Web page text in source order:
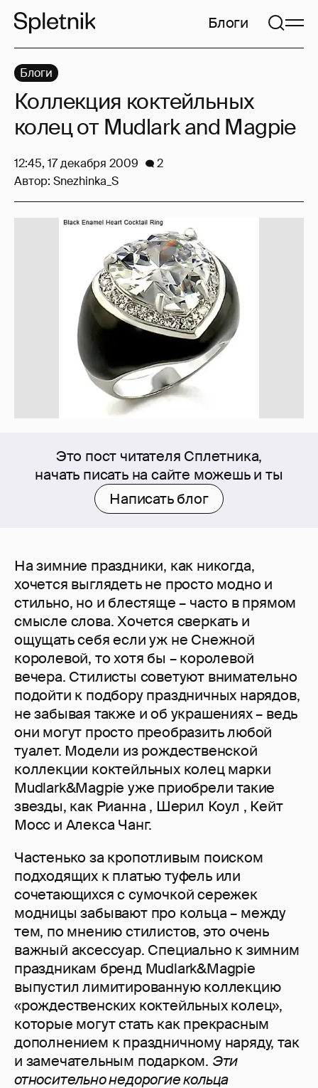
Блоги
Это пост читателя Сплетника,
начать писать на сайте можешь и ты
Написать блог
На зимние праздники, как никогда,
хочется выглядеть не просто модно и
стильно, но и блестяще – часто в прямом
смысле слова. Хочется сверкать и
ощущать себя если уж не Снежной
королевой, то хотя бы – королевой
вечера. Стилисты советуют внимательно
подойти к подбору праздничных нарядов,
не забывая также и об украшениях – ведь
они могут просто преобразить любой
туалет. Модели из рождественской
коллекции коктейльных колец марки
Mudlark&Magpie уже приобрели такие
звезды, как Рианна , Шерил Коул , Кейт
Мосс и Алекса Чанг.
Частенько за кропотливым поиском
подходящих к платью туфель или
сочетающихся с сумочкой сережек
модницы забывают про кольца – между
тем, по мнению стилистов, это очень
важный аксессуар. Специально к зимним
праздникам бренд Mudlark&Magpie
выпустил лимитированную коллекцию
«рождественских коктейльных колец»,
которые могут стать как прекрасным
дополнением к праздничному наряду, так
и замечательным подарком. Эти
относительно недорогие кольца
Блоги
Коллекция коктейльных
колец от Mudlark and Magpie
12:45, 17 декабря 2009
2
Автор: Snezhinka_S